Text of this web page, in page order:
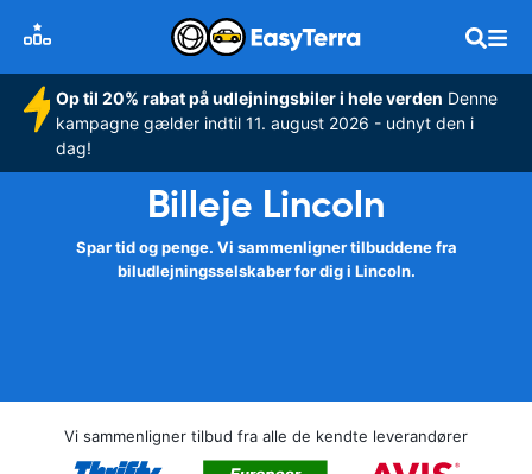
Op til 20% rabat på udlejningsbiler i hele verden Denne
kampagne gælder indtil 11. august 2026 - udnyt den i
dag!
Billeje Lincoln
Spar tid og penge. Vi sammenligner tilbuddene fra
biludlejningsselskaber for dig i Lincoln.
Vi sammenligner tilbud fra alle de kendte leverandører